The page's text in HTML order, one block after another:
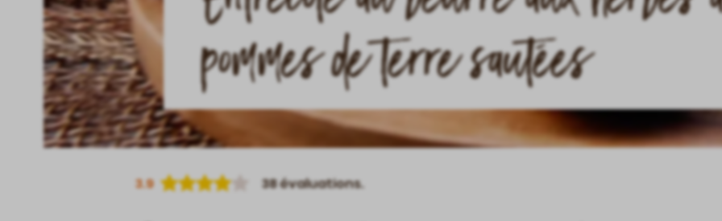
pommes de terre sautées
3.9 38évaluations.